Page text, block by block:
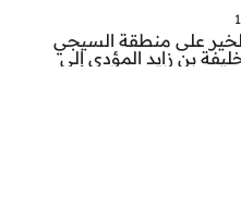
على منطقة السيجي
بن زايد المؤدي إلى